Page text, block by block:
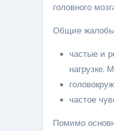
головного
Общие
частые и
нагрузке.
частое
Помимо